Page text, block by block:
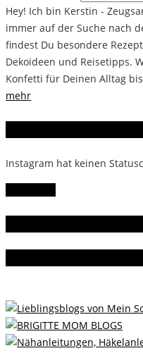
Hey! Ich bin Kerstin -
immer auf der Suche nach
findest Du besondere
Dekoideen und Reisetipps.
Konfetti für Deinen Alltag
mehr
Instagram hat keinen